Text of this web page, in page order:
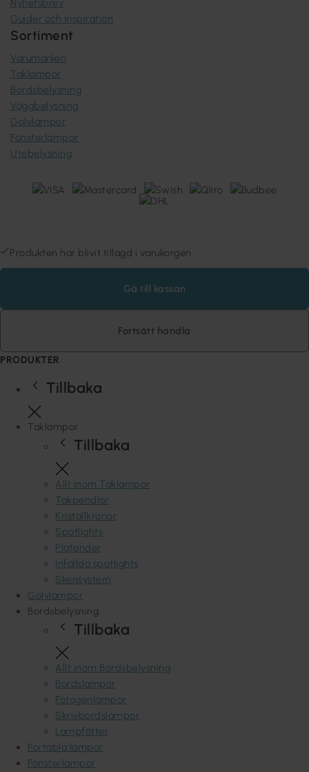
Nyhetsbrev
Guider och Inspiration
Sortiment
Varumärken
Taklampor
Bordsbelysning
Väggbelysning
Golvlampor
Fönsterlampor
Utebelysning
Produkten har blivit tillagd i varukorgen
Gå till kassan
Fortsätt handla
PRODUKTER
Tillbaka
Taklampor
Tillbaka
Allt inom Taklampor
Takpendlar
Kristallkronor
Spotlights
Plafonder
Infällda spotlights
Skensystem
Golvlampor
Bordsbelysning
Tillbaka
Allt inom Bordsbelysning
Bordslampor
Fotogenlampor
Skrivbordslampor
Lampfötter
Portabla lampor
Fönsterlampor